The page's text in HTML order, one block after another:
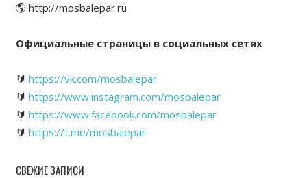
🌎 http://mosbalepar.ru
Официальные страницы в социальных сетях
🔰 https://vk.com/mosbalepar
🔰 https://www.instagram.com/mosbalepar
🔰 https://www.facebook.com/mosbalepar
🔰 https://t.me/mosbalepar
СВЕЖИЕ ЗАПИСИ